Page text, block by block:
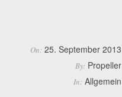
On: 25. September 2013
By: Propeller
In: Allgemein